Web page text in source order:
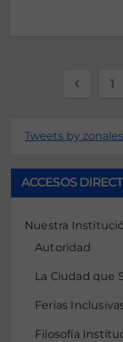
1
Tweets by
ACCESOS
Nuestra
Autoridad
La Ciudad que
Ferias
Filosofía